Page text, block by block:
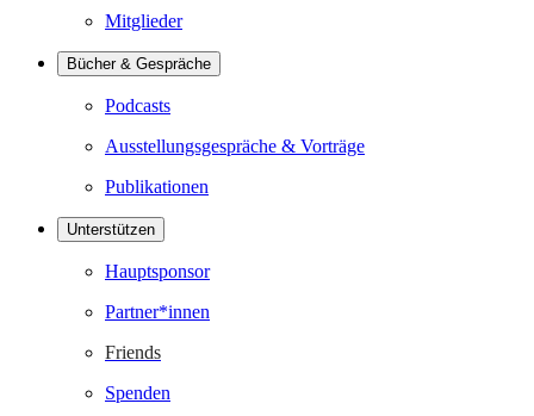
Mitglieder
Bücher & Gespräche
Podcasts
Ausstellungsgespräche & Vorträge
Publikationen
Unterstützen
Hauptsponsor
Partner*innen
Friends
Spenden